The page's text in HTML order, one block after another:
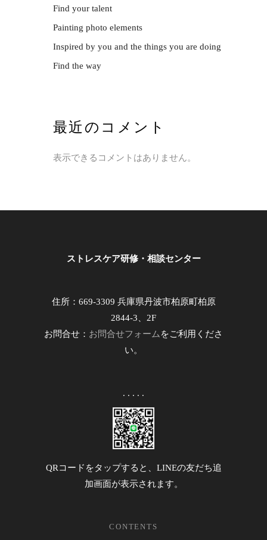
Find your talent
Painting photo elements
Inspired by you and the things you are doing
Find the way
最近のコメント
表示できるコメントはありません。
ストレスケア研修・相談センター
住所：669-3309 兵庫県丹波市柏原町柏原
2844-3、2F
お問合せ： お問合せフォーム をご利用くださ
い。
. . . . .
QRコードをタップすると、LINEの友だち追
加画面が表示されます。
CONTENTS